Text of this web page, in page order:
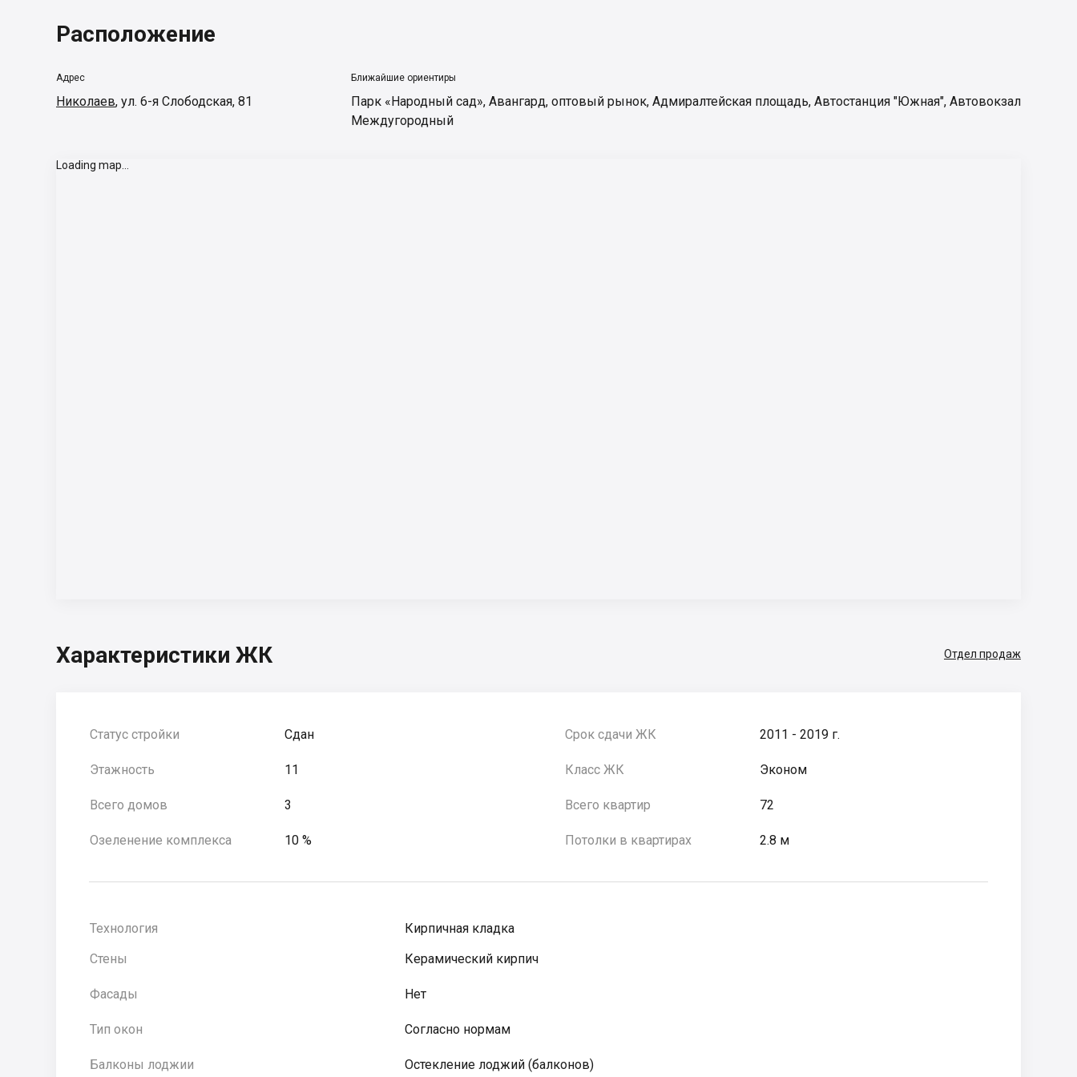
Расположение
Адрес
Николаев, ул. 6-я Слободская, 81
Ближайшие ориентиры
Парк «Народный сад», Авангард, оптовый рынок, Адмиралтейская площадь, Автостанция "Южная", Автовокзал
Междугородный
Loading map...
Характеристики ЖК Отдел продаж
Статус стройки Сдан Срок сдачи ЖК 2011 - 2019 г.
Этажность 11 Класс ЖК Эконом
Всего домов 3 Всего квартир 72
Озеленение комплекса 10 % Потолки в квартирах 2.8 м
Технология
Кирпичная кладка
Стены
Керамический кирпич
Фасады Нет
Тип окон Согласно нормам
Балконы лоджии Остекление лоджий (балконов)